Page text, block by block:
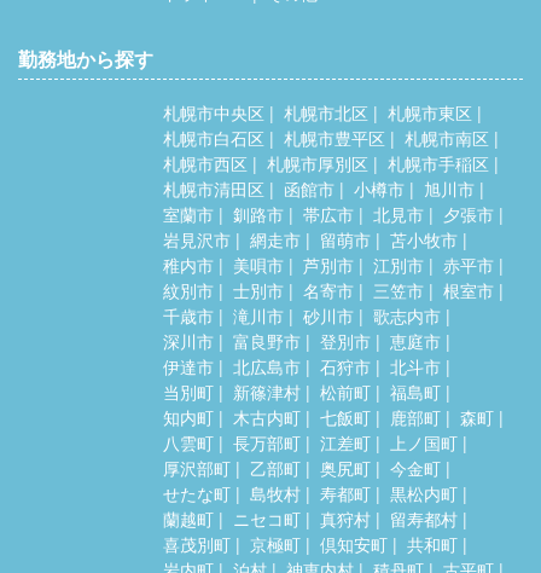
勤務地から探す
札幌市中央区 札幌市北区
札幌市東区
札幌市白石区
札幌市豊平区
札幌市南区
札幌市西区
札幌市厚別区
札幌市手稲区
札幌市清田区
函館市 小樽市
旭川市
室蘭市
釧路市 帯広市 北見市
夕張市
岩見沢市
網走市 留萌市
苫小牧市
稚内市
美唄市 芦別市 江別市
赤平市
紋別市
士別市 名寄市 三笠市
根室市
千歳市
滝川市 砂川市
歌志内市
深川市
富良野市 登別市
恵庭市
伊達市
北広島市 石狩市
北斗市
当別町
新篠津村 松前町
福島町
知内町
木古内町 七飯町 鹿部町
森町
八雲町
長万部町 江差町
上ノ国町
厚沢部町
乙部町 奥尻町
今金町
せたな町
島牧村 寿都町
黒松内町
蘭越町
ニセコ町 真狩村
留寿都村
喜茂別町
京極町 倶知安町
共和町